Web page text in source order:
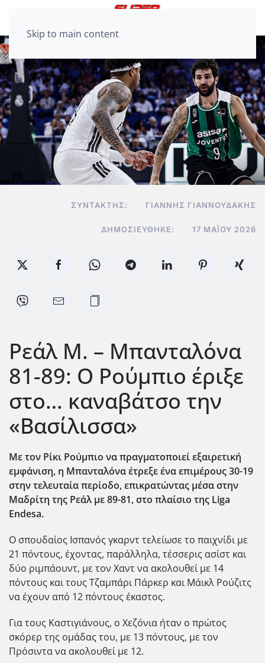
Skip to main content
ΣΥΝΤΆΚΤΗΣ: ΓΙΆΝΝΗΣ ΓΙΑΝΝΟΥΔΆΚΗΣ
ΔΗΜΟΣΙΕΎΘΗΚΕ: 17 ΜΑΪ́ΟΥ 2026
Ρεάλ Μ. – Μπανταλόνα
81-89: Ο Ρούμπιο έριξε
στο… καναβάτσο την
«Βασίλισσα»
Με τον Ρίκι Ρούμπιο να πραγματοποιεί εξαιρετική
εμφάνιση, η Μπανταλόνα έτρεξε ένα επιμέρους 30-19
στην τελευταία περίοδο, επικρατώντας μέσα στην
Μαδρίτη της Ρεάλ με 89-81, στο πλαίσιο της Liga
Endesa.
Ο σπουδαίος Ισπανός γκαρντ τελείωσε το παιχνίδι με
21 πόντους, έχοντας, παράλληλα, τέσσερις ασίστ και
δύο ριμπάουντ, με τον Χαντ να ακολουθεί με 14
πόντους και τους Τζαμπάρι Πάρκερ και Μάικλ Ρούζιτς
να έχουν από 12 πόντους έκαστος.
Για τους Καστιγιάνους, ο Χεζόνια ήταν ο πρώτος
σκόρερ της ομάδας του, με 13 πόντους, με τον
Πρόσιντα να ακολουθεί με 12.